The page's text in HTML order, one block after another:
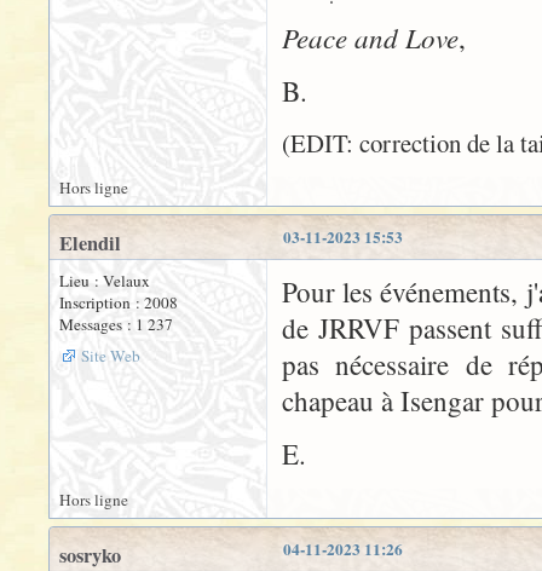
Peace and Love,
B.
(EDIT: correction de la
Hors ligne
03-11-2023 15:53
Elendil
Lieu : Velaux
Inscription : 2008
Messages : 1 237
Site Web
Pour les événements,
de JRRVF passent
pas nécessaire de
chapeau à Isengar
E.
Hors ligne
04-11-2023 11:26
sosryko